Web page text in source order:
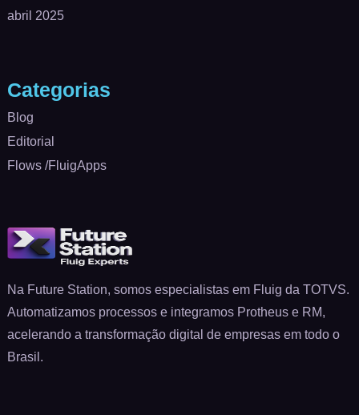
abril 2025
Categorias
Blog
Editorial
Flows /FluigApps
Na Future Station, somos especialistas em Fluig da TOTVS.
Automatizamos processos e integramos Protheus e RM,
acelerando a transformação digital de empresas em todo o
Brasil.